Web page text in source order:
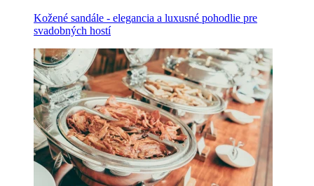
Kožené sandále - elegancia a luxusné pohodlie pre
svadobných hostí